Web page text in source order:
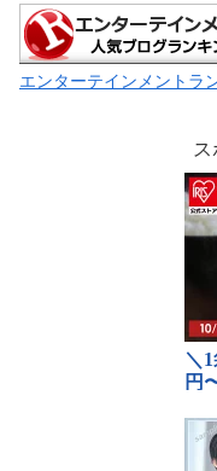
エンターテインメントラ